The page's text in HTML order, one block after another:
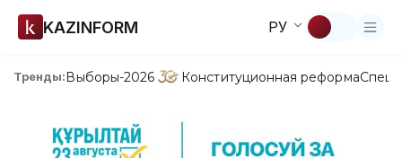
KAZINFORM РУ
Тренды:Выборы-2026 Конституционная реформа